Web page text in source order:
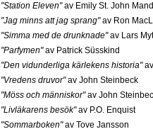
"Station Eleven"av Emily St. John
"Jag minns att jag sprang"av Ron
"Simma med de drunknade"av Lars
"Parfymen"av Patrick Süsskind
"Den vidunderliga kärlekens historia"
"Vredens druvor"av John Steinbeck
"Möss och människor"av John
"Livläkarens besök"av P.O. Enquist
"Sommarboken"av Tove Jansson